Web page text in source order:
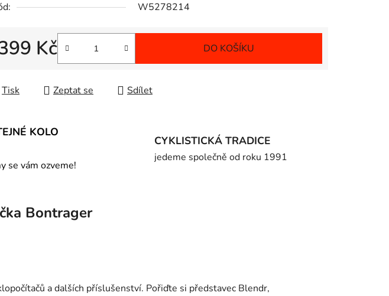
W5278214
Kč DO KOŠÍKU
Tisk Zeptat se Sdílet
KOLO
se vám ozveme!
CYKLISTICKÁ TRADICE
jedeme společně od roku 1991
Bontrager
a dalších příslušenství. Pořiďte si představec Blendr,